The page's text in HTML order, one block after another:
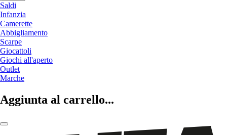
Saldi
Infanzia
Camerette
Abbigliamento
Scarpe
Giocattoli
Giochi all'aperto
Outlet
Marche
Aggiunta al carrello...